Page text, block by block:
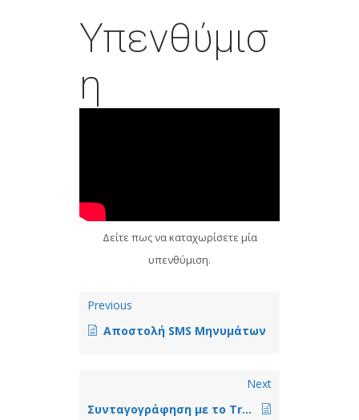
Υπενθύμισ
η
Δείτε πως να καταχωρίσετε μία
υπενθύμιση.
Previous
Αποστολή SMS Μηνυμάτων
Next
Συνταγογράφηση με το Treatit